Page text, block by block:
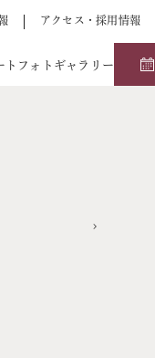
アクセス・採用情報
ト フォトギャラリー